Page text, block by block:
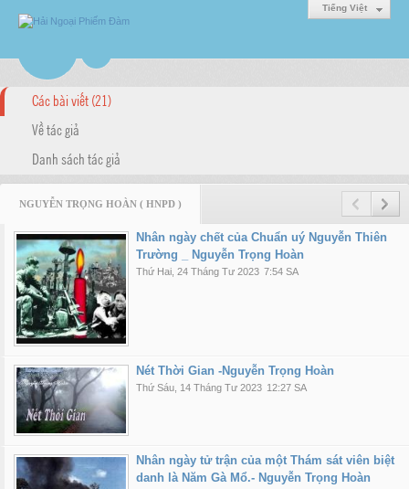
Tiếng Việt
Các bài viết (21)
Về tác giả
Danh sách tác giả
NGUYỄN TRỌNG HOÀN ( HNPD )
Nhân ngày chết của Chuẩn uý Nguyễn Thiên
Trường _ Nguyễn Trọng Hoàn
Thứ Hai, 24 Tháng Tư 2023 7:54 SA
Nét Thời Gian -Nguyễn Trọng Hoàn
Thứ Sáu, 14 Tháng Tư 2023 12:27 SA
Nhân ngày tử trận của một Thám sát viên biệt
danh là Năm Gà Mổ.- Nguyễn Trọng Hoàn